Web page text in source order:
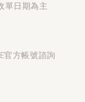
單日期為主
官方帳號諮詢